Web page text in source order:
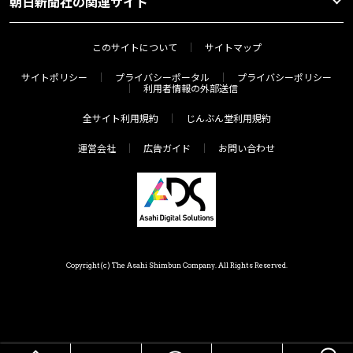
このサイトについて サイトマップ
サイトポリシー プライバシーポータル
プライバシーポリシー
利用者情報の外部送信
全サイト利用規約 じんぶん堂利用規約
運営会社 広告ガイド お問い合わせ
Copyright(c) The Asahi Shimbun Company. All Rights Reserved.